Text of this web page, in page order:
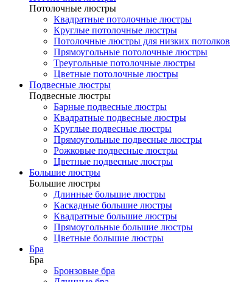
Потолочные люстры
Квадратные потолочные люстры
Круглые потолочные люстры
Потолочные люстры для низких потолков
Прямоугольные потолочные люстры
Треугольные потолочные люстры
Цветные потолочные люстры
Подвесные люстры
Подвесные люстры
Барные подвесные люстры
Квадратные подвесные люстры
Круглые подвесные люстры
Прямоугольные подвесные люстры
Рожковые подвесные люстры
Цветные подвесные люстры
Большие люстры
Большие люстры
Длинные большие люстры
Каскадные большие люстры
Квадратные большие люстры
Прямоугольные большие люстры
Цветные большие люстры
Бра
Бра
Бронзовые бра